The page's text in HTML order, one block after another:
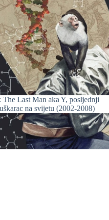
The Last Man aka Y, posljednji
na svijetu (2002-2008)